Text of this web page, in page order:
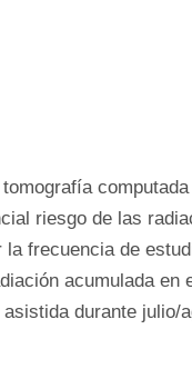
riesgo de las
la frecuencia de
acumulada en
durante julio/